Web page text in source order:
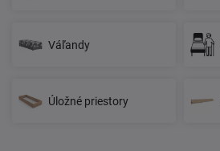
Váľandy
Úložné priestory